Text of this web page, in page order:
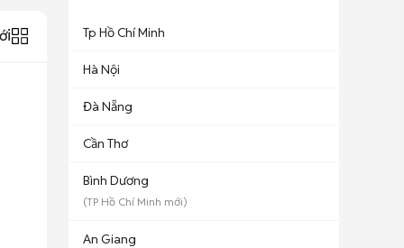
Tp Hồ Chí Minh
Hà Nội
Đà Nẵng
Cần Thơ
Bình Dương
(TP Hồ Chí Minh mới)
An Giang